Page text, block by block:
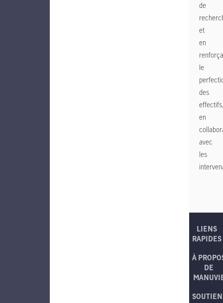
de
et
en
le
des
en
avec
les
LIENS
RAPIDES
À
DE
SOUTIEN